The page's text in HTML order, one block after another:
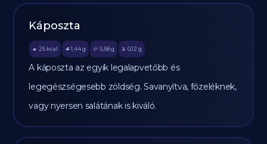
Káposzta
🔥 25 kcal 🥩 1,44 g 🥔 5,58g 🫒 0,12 g
A káposzta az egyik legalapvetőbb és
legegészségesebb zöldség. Savanyítva, főzeléknek,
vagy nyersen salátának is kiváló.